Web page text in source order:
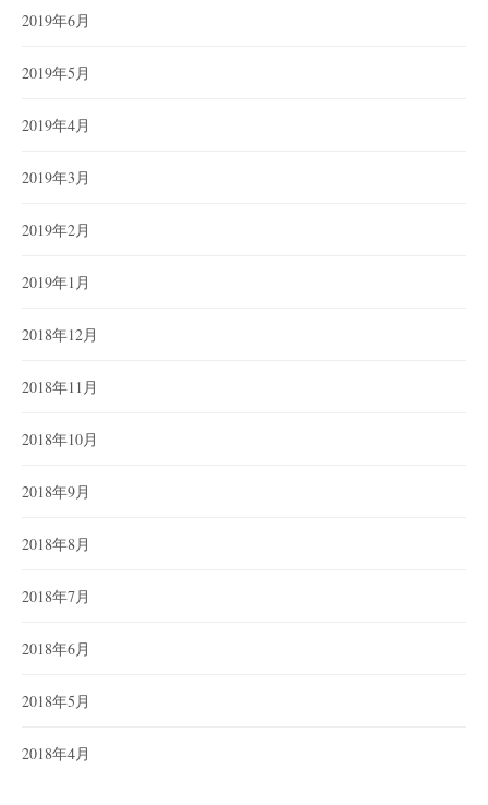
2019年6月
2019年5月
2019年4月
2019年3月
2019年2月
2019年1月
2018年12月
2018年11月
2018年10月
2018年9月
2018年8月
2018年7月
2018年6月
2018年5月
2018年4月